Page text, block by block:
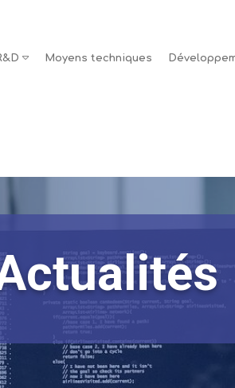
Moyens techniques